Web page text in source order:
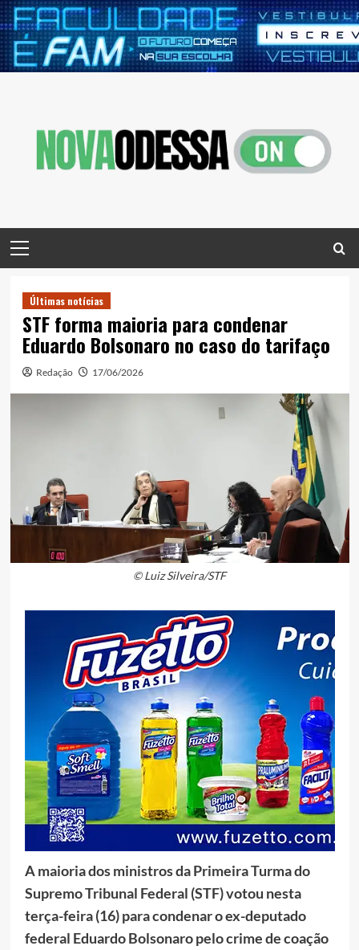
Menu
Últimas notícias
STF forma maioria para condenar
Eduardo Bolsonaro no caso do tarifaço
Redação 17/06/2026
© Luiz Silveira/STF
A maioria dos ministros da Primeira Turma do
Supremo Tribunal Federal (STF) votou nesta
terça-feira (16) para condenar o ex-deputado
federal Eduardo Bolsonaro pelo crime de coação